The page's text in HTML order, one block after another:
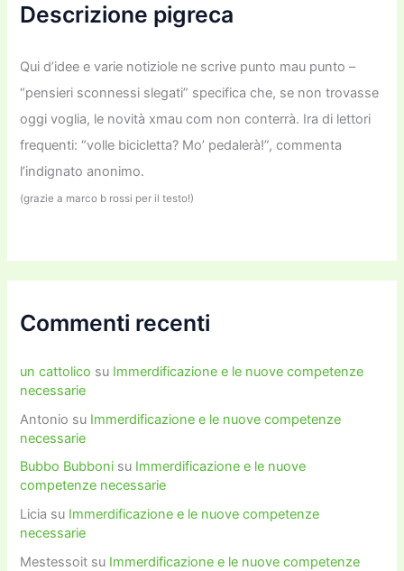
Descrizione pigreca
Qui d’idee e varie notiziole ne scrive punto mau punto –
“pensieri sconnessi slegati” specifica che, se non trovasse
oggi voglia, le novità xmau com non conterrà. Ira di lettori
frequenti: “volle bicicletta? Mo’ pedalerà!”, commenta
l’indignato anonimo.
(grazie a marco b rossi per il testo!)
Commenti recenti
un cattolico su Immerdificazione e le nuove competenze
necessarie
Antonio su Immerdificazione e le nuove competenze
necessarie
Bubbo Bubboni su Immerdificazione e le nuove
competenze necessarie
Licia su Immerdificazione e le nuove competenze
necessarie
Mestessoit su Immerdificazione e le nuove competenze